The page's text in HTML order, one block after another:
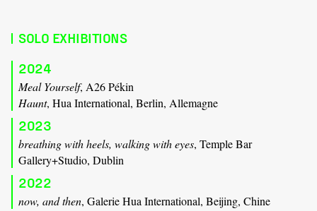
SOLO EXHIBITIONS
2024
Meal Yourself, A26 Pékin
Haunt, Hua International, Berlin, Allemagne
2023
breathing with heels, walking with eyes, Temple Bar
Gallery+Studio, Dublin
2022
now, and then, Galerie Hua International, Beijing, Chine